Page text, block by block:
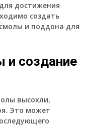
достижения
создать
и поддона для
и создание
высохли,
Это может